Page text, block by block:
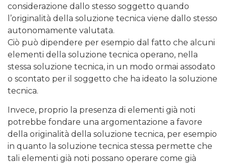
considerazione dallo stesso soggetto quando
l’originalità della soluzione tecnica viene dallo stesso
autonomamente valutata.
Ciò può dipendere per esempio dal fatto che alcuni
elementi della soluzione tecnica operano, nella
stessa soluzione tecnica, in un modo ormai assodato
o scontato per il soggetto che ha ideato la soluzione
tecnica.
Invece, proprio la presenza di elementi già noti
potrebbe fondare una argomentazione a favore
della originalità della soluzione tecnica, per esempio
in quanto la soluzione tecnica stessa permette che
tali elementi già noti possano operare come già